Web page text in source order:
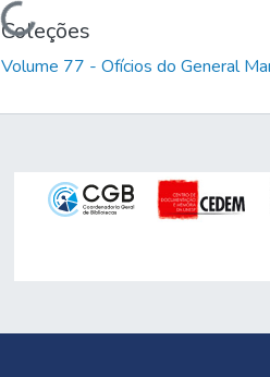
Carregando...
Coleções
Volume 77 - Ofícios do General